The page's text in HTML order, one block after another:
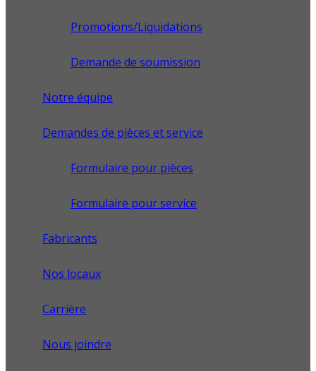
Promotions/Liquidations
Demande de soumission
Notre équipe
Demandes de pièces et service
Formulaire pour pièces
Formulaire pour service
Fabricants
Nos locaux
Carrière
Nous joindre